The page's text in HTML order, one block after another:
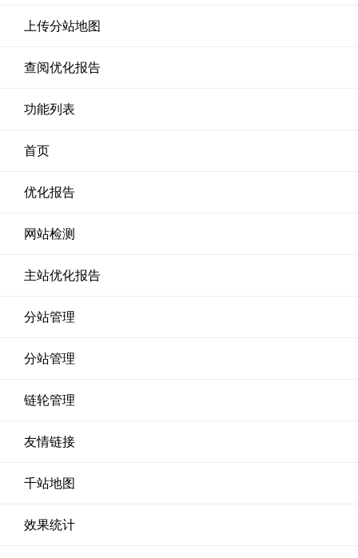
上传分站地图
查阅优化报告
功能列表
首页
优化报告
网站检测
主站优化报告
分站管理
分站管理
链轮管理
友情链接
千站地图
效果统计